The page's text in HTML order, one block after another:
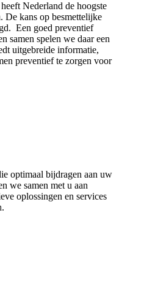
Nederland de hoogste
De kans op besmettelijke
Een goed preventief
samen spelen we daar een
uitgebreide informatie,
preventief te zorgen voor
optimaal bijdragen aan uw
we samen met u aan
oplossingen en services